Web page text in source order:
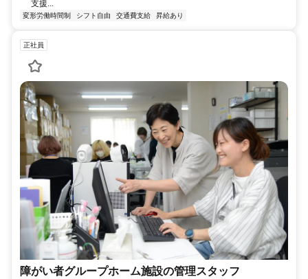
支援...
変形労働時間制 シフト自由 交通費支給 昇給あり
正社員
障がい者グループホーム施設の管理スタッフ